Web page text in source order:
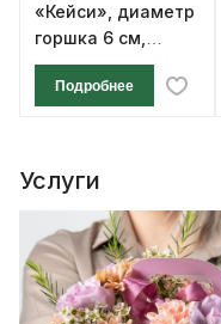
«Кейси», диаметр
горшка 6 см,
высота 12 см
Подробнее
Услуги